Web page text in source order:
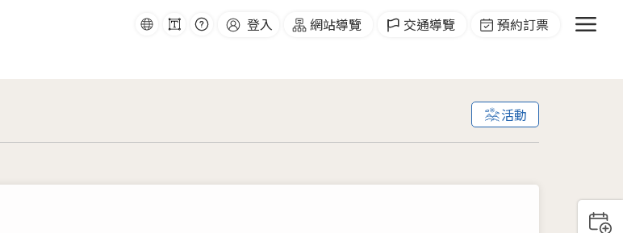
語
系
字
級 常
見
問
登入 網站導覽 交通導覽 預約訂票 menu
活動